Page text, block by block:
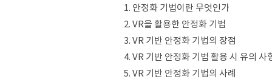
1. 안정화 기법이란 무엇인가
2. VR을 활용한 안정화 기법
3. VR 기반 안정화 기법의 장점
4. VR 기반 안정화 기법 활용 시 유의 사
5. VR 기반 안정화 기법의 사례